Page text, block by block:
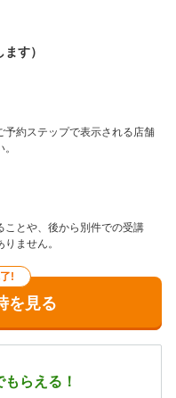
す）
約ステップで表示される店舗
とや、後から別件での受講
ません。
!
を見る
らえる！